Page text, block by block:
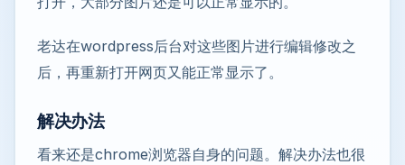
老达在wordpress后台对这些图片进行编辑修改之
后，再重新打开网页又能正常显示了。
解决办法
看来还是chrome浏览器自身的问题。解决办法也很